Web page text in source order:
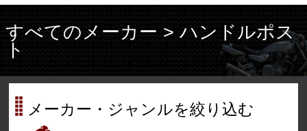
すべてのメーカー > ハンドルポス
ト
メーカー・ジャンルを絞り込む